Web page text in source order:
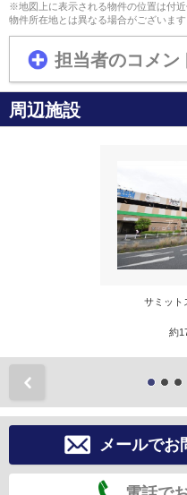
※地図上に表示される物件の位置は付
物件所在地とは異なる場合がございます
担当者のコメン
周辺施設
サミット
約
メールでお